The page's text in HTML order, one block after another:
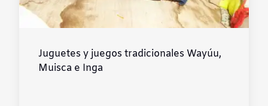
Juguetes y juegos tradicionales Wayúu,
Muisca e Inga